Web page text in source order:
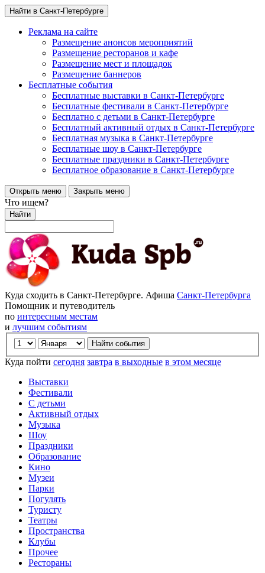
Найти в Санкт-Петербурге
Реклама на сайте
Размещение анонсов мероприятий
Размещение ресторанов и кафе
Размещение мест и площадок
Размещение баннеров
Бесплатные события
Бесплатные выставки в Санкт-Петербурге
Бесплатные фестивали в Санкт-Петербурге
Бесплатно с детьми в Санкт-Петербурге
Бесплатный активный отдых в Санкт-Петербурге
Бесплатная музыка в Санкт-Петербурге
Бесплатные шоу в Санкт-Петербурге
Бесплатные праздники в Санкт-Петербурге
Бесплатное образование в Санкт-Петербурге
Открыть меню Закрыть меню
Что ищем?
Найти
Куда сходить в Санкт-Петербурге. Афиша Санкт-Петербурга
Помощник и путеводитель
по интересным местам
и лучшим событиям
Куда пойти сегодня завтра в выходные в этом месяце
Выставки
Фестивали
С детьми
Активный отдых
Музыка
Шоу
Праздники
Образование
Кино
Музеи
Парки
Погулять
Туристу
Театры
Пространства
Клубы
Прочее
Рестораны